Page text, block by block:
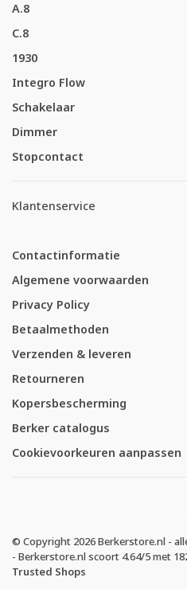
A.8
C.8
1930
Integro Flow
Schakelaar
Dimmer
Stopcontact
Klantenservice
Contactinformatie
Algemene voorwaarden
Privacy Policy
Betaalmethoden
Verzenden & leveren
Retourneren
Kopersbescherming
Berker catalogus
Cookievoorkeuren aanpassen
© Copyright 2026 Berkerstore.nl -
- Berkerstore.nl scoort 4.64/5met
Trusted Shops